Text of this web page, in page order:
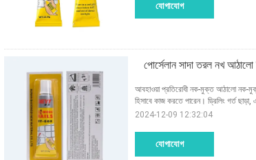
যোগাযোগ
পোর্সেলান সাদা তরল নখ
যোগাযোগ
আবহাওয়া প্রতিরোধী নক-মুক্ত আঠালো নক-
হিসাবে কাজ করতে পারেন। ড্রিলিং গর্ত ছাড়া,
2024-12-09 12:32:04